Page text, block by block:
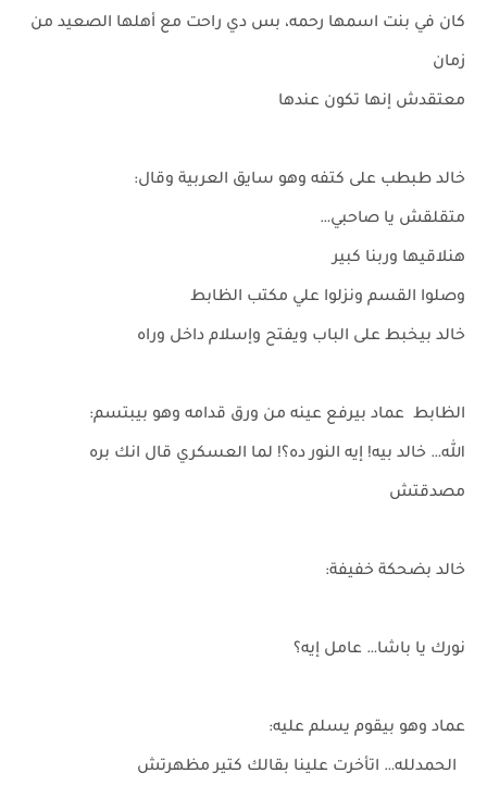
كان في بنت اسمها رحمه، بس دي راحت مع أهلها الصعيد من
زمان
معتقدش إنها تكون عندها
خالد طبطب على كتفه وهو سايق العربية وقال:
متقلقش يا صاحبي…
هنلاقيها وربنا كبير
وصلوا القسم ونزلوا علي مكتب الظابط
خالد بيخبط على الباب ويفتح وإسلام داخل وراه
الظابط عماد بيرفع عينه من ورق قدامه وهو بيبتسم:
الله… خالد بيه! إيه النور ده؟! لما العسكري قال انك بره
مصدقتش
خالد بضحكة خفيفة:
نورك يا باشا… عامل إيه؟
عماد وهو بيقوم يسلم عليه:
الحمدلله… اتأخرت علينا بقالك كتير مظهرتش